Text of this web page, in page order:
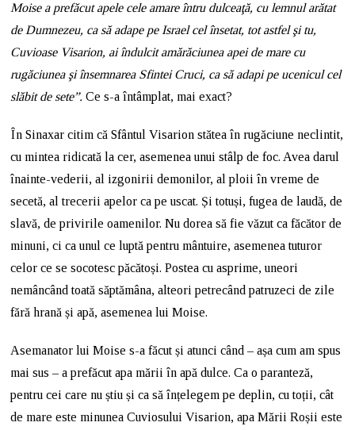
Moise a prefăcut apele cele amare întru dulceaţă, cu lemnul arătat
de Dumnezeu, ca să adape pe Israel cel însetat, tot astfel şi tu,
Cuvioase Visarion, ai îndulcit amărăciunea apei de mare cu
rugăciunea şi însemnarea Sfintei Cruci, ca să adapi pe ucenicul cel
slăbit de sete”. Ce s-a întâmplat, mai exact?
În Sinaxar citim că Sfântul Visarion stătea în rugăciune neclintit,
cu mintea ridicată la cer, asemenea unui stâlp de foc. Avea darul
înainte-vederii, al izgonirii demonilor, al ploii în vreme de
secetă, al trecerii apelor ca pe uscat. Și totuși, fugea de laudă, de
slavă, de privirile oamenilor. Nu dorea să fie văzut ca făcător de
minuni, ci ca unul ce luptă pentru mântuire, asemenea tuturor
celor ce se socotesc păcătoși. Postea cu asprime, uneori
nemâncând toată săptămâna, alteori petrecând patruzeci de zile
fără hrană și apă, asemenea lui Moise.
Asemanator lui Moise s-a făcut și atunci când – așa cum am spus
mai sus – a prefăcut apa mării în apă dulce. Ca o paranteză,
pentru cei care nu știu și ca să înțelegem pe deplin, cu toții, cât
de mare este minunea Cuviosului Visarion, apa Mării Roșii este